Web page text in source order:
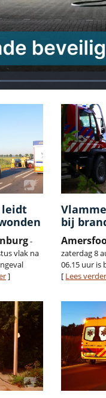
leidt
-
vlak na
]
bij
zaterdag 8
06.15 uur is
[ Lees verder